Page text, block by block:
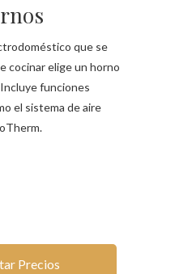
que se
cocinar elige un horno
funciones
el sistema de aire
Precios